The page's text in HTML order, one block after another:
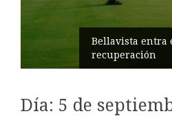
Impulsan
Pilahuín
Día: 5 de